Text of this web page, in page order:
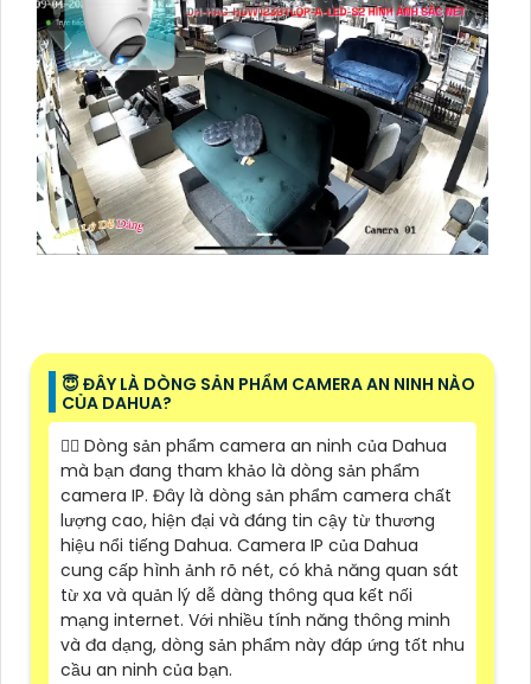
😇 ĐÂY LÀ DÒNG SẢN PHẨM CAMERA AN NINH NÀO
CỦA DAHUA?
❤️‍💋‍ Dòng sản phẩm camera an ninh của Dahua
mà bạn đang tham khảo là dòng sản phẩm
camera IP. Đây là dòng sản phẩm camera chất
lượng cao, hiện đại và đáng tin cậy từ thương
hiệu nổi tiếng Dahua. Camera IP của Dahua
cung cấp hình ảnh rõ nét, có khả năng quan sát
từ xa và quản lý dễ dàng thông qua kết nối
mạng internet. Với nhiều tính năng thông minh
và đa dạng, dòng sản phẩm này đáp ứng tốt nhu
cầu an ninh của bạn.